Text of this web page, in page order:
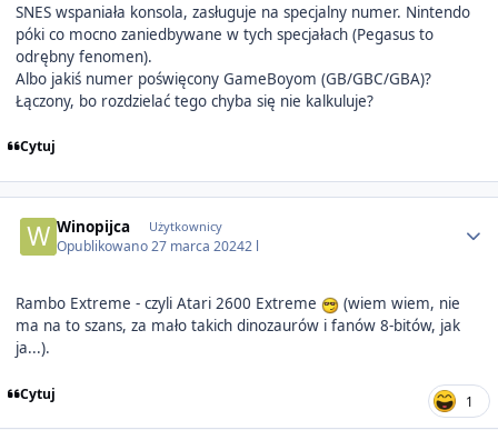
SNES wspaniała konsola, zasługuje na specjalny numer. Nintendo
póki co mocno zaniedbywane w tych specjałach (Pegasus to
odrębny fenomen).
Albo jakiś numer poświęcony GameBoyom (GB/GBC/GBA)?
Łączony, bo rozdzielać tego chyba się nie kalkuluje?
Cytuj
Winopijca Użytkownicy
Opublikowano27 marca 20242 l
Rambo Extreme - czyli Atari 2600 Extreme
(wiem wiem, nie
ma na to szans, za mało takich dinozaurów i fanów 8-bitów, jak
ja...).
Cytuj 1